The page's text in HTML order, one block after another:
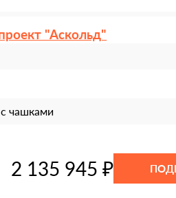
"Аскольд"
чашками
2 135 945 ₽